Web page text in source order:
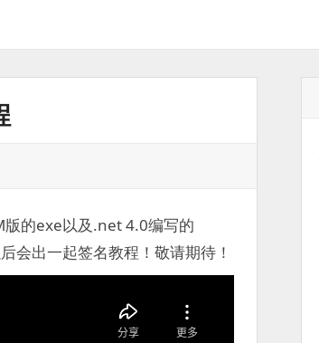
的exe以及.net 4.0编写的
会出一起签名教程！敬请期待！